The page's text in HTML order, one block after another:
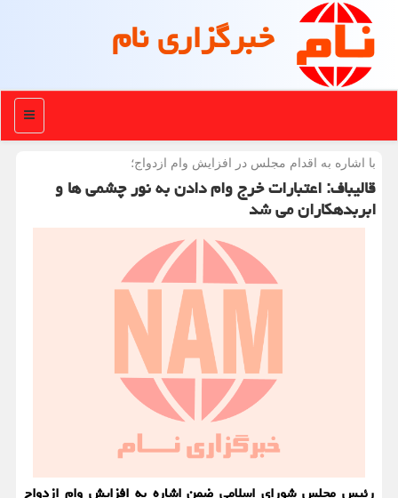
خبرگزاری نام
منو
با اشاره به اقدام مجلس در افزایش وام ازدواج؛
قالیباف: اعتبارات خرج وام دادن به نور چشمی ها و
ابربدهكاران می شد
رئیس مجلس شورای اسلامی ضمن اشاره به افزایش وام ازدواج